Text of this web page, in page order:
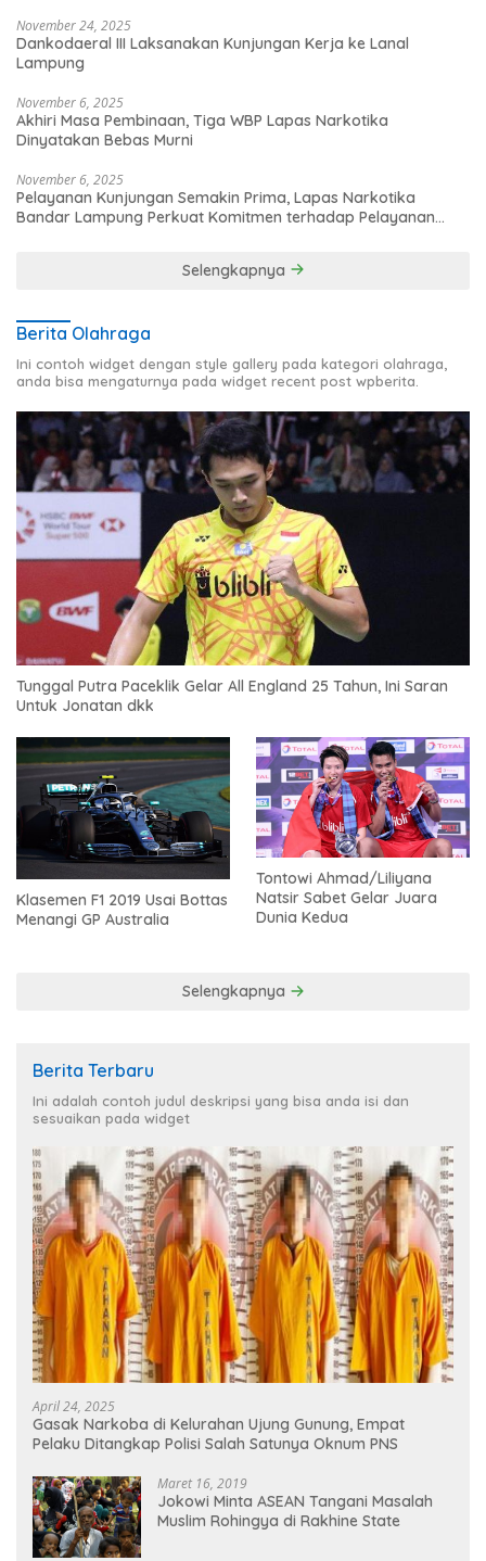
November 24, 2025
Dankodaeral III Laksanakan Kunjungan Kerja ke Lanal
Lampung
November 6, 2025
Akhiri Masa Pembinaan, Tiga WBP Lapas Narkotika
Dinyatakan Bebas Murni
November 6, 2025
Pelayanan Kunjungan Semakin Prima, Lapas Narkotika
Bandar Lampung Perkuat Komitmen terhadap Pelayanan
Selengkapnya
Berita Olahraga
Ini contoh widget dengan style gallery pada kategori olahraga,
anda bisa mengaturnya pada widget recent post wpberita.
Tunggal Putra Paceklik Gelar All England 25 Tahun, Ini Saran
Untuk Jonatan dkk
Klasemen F1 2019 Usai Bottas
Menangi GP Australia
Tontowi Ahmad/Liliyana
Natsir Sabet Gelar Juara
Dunia Kedua
Selengkapnya
Berita Terbaru
Ini adalah contoh judul deskripsi yang bisa anda isi dan
sesuaikan pada widget
April 24, 2025
Gasak Narkoba di Kelurahan Ujung Gunung, Empat
Pelaku Ditangkap Polisi Salah Satunya Oknum PNS
Maret 16, 2019
Jokowi Minta ASEAN Tangani Masalah
Muslim Rohingya di Rakhine State